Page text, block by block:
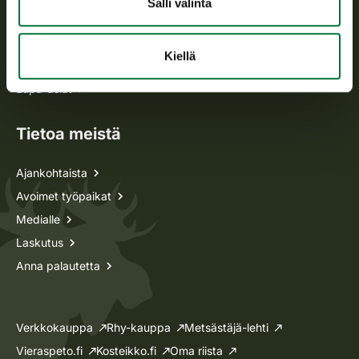
Salli valinta
Kiellä
Lupa-asiat
Tietoa meistä
Ajankohtaista
Avoimet työpaikat
Medialle
Laskutus
Anna palautetta
Verkkokauppa Rhy-kauppa
Metsästäjä-lehti
Vieraspeto.fi
Kosteikko.fi Oma riista